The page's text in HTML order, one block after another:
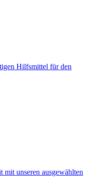
Hilfsmittel für den
mit unseren ausgewählten